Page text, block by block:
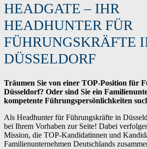
HEADGATE – IHR
HEADHUNTER FÜR
FÜHRUNGSKRÄFTE
DÜSSELDORF
Träumen Sie von einer TOP-Position für
Düsseldorf? Oder sind Sie ein
kompetente Führungspersönlichkeiten
Als Headhunter für Führungskräfte in
bei Ihrem Vorhaben zur Seite! Dabei
Mission, die TOP-Kandidatinnen und
Familienunternehmen Deutschlands